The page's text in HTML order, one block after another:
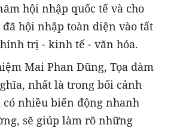
hội nhập quốc tế và cho
hội nhập toàn diện vào tất
trị - kinh tế - văn hóa.
Mai Phan Dũng, Tọa đàm
nhất là trong bối cảnh
nhiều biến động nhanh
sẽ giúp làm rõ những